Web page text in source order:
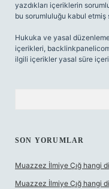
yazdıkları içeriklerin
bu sorumluluğu kabul etmiş
Hukuka ve yasal
içerikleri,
ilgili içerikler yasal süre
SON YORUMLAR
Muazzez İlmiye Çığ hangi
Muazzez İlmiye Çığ hangi